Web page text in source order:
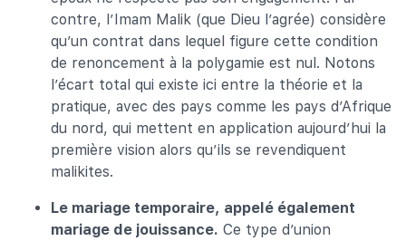
contre, l’Imam Malik (que Dieu l’agrée) considère
qu’un contrat dans lequel figure cette condition
de renoncement à la polygamie est nul. Notons
l’écart total qui existe ici entre la théorie et la
pratique, avec des pays comme les pays d’Afrique
du nord, qui mettent en application aujourd’hui la
première vision alors qu’ils se revendiquent
malikites.
Le mariage temporaire, appelé également
mariage de jouissance. Ce type d’union